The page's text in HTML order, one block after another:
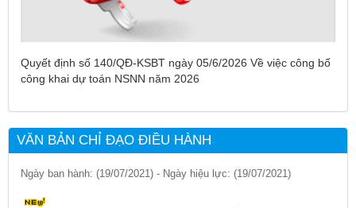
Quyết định số 140/QĐ-KSBT ngày 05/6/2026 Về việc công bố
công khai dự toán NSNN năm 2026
VĂN BẢN CHỈ ĐẠO ĐIỀU HÀNH
(DANH SÁCH CÁC ĐỊA PHƯƠNG ĐANG THỰC HIỆN
CÁCH LY XÃ HỘI VÀ GIÃN CÁCH XÃ HỘI TÍNH ĐẾN 17H
Ngày ban hành: (26/07/2021) - Ngày hiệu lực: (26/07/2021)
Ngày ban hành: (19/07/2021) -Ngày hiệu lực: (19/07/2021)
KHAI BÁO Y TẾ THEO THÔNG BÁO KHẨN CỦA BỘ Y TẾ)